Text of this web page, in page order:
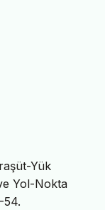
Yük
Yol-Nokta